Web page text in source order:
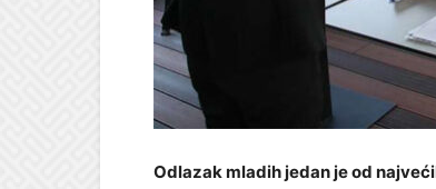
Odlazak mladih jedan je od